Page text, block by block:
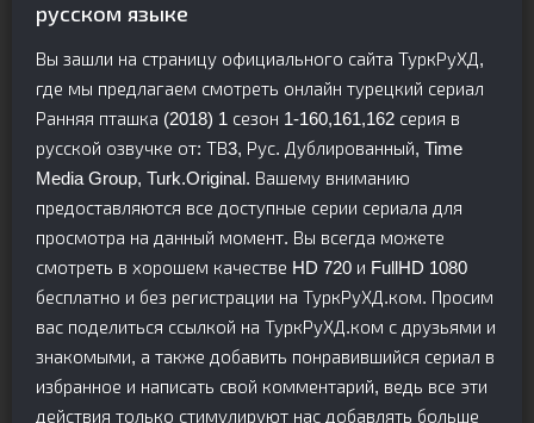
русском языке
Вы зашли на страницу официального сайта ТуркРуХД,
где мы предлагаем смотреть онлайн турецкий сериал
Ранняя пташка (2018) 1 сезон 1-160,161,162 серия в
русской озвучке от: ТВ3, Рус. Дублированный, Time
Media Group, Turk.Original. Вашему вниманию
предоставляются все доступные серии сериала для
просмотра на данный момент. Вы всегда можете
смотреть в хорошем качестве HD 720 и FullHD 1080
бесплатно и без регистрации на ТуркРуХД.ком. Просим
вас поделиться ссылкой на ТуркРуХД.ком с друзьями и
знакомыми, а также добавить понравившийся сериал в
избранное и написать свой комментарий, ведь все эти
действия только стимулируют нас добавлять больше